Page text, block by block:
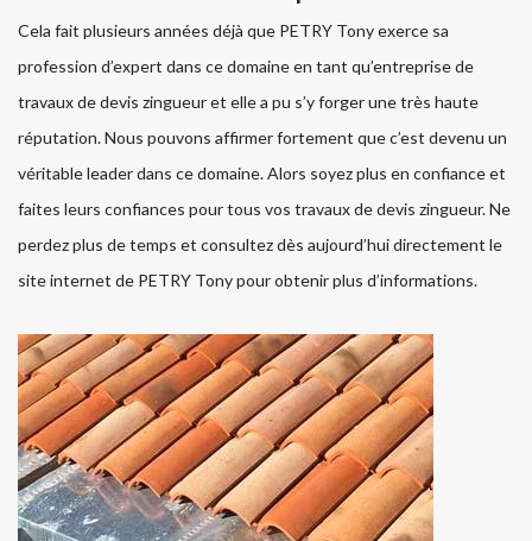
Cela fait plusieurs années déjà que PETRY Tony exerce sa
profession d’expert dans ce domaine en tant qu’entreprise de
travaux de devis zingueur et elle a pu s’y forger une très haute
réputation. Nous pouvons affirmer fortement que c’est devenu un
véritable leader dans ce domaine. Alors soyez plus en confiance et
faites leurs confiances pour tous vos travaux de devis zingueur. Ne
perdez plus de temps et consultez dès aujourd’hui directement le
site internet de PETRY Tony pour obtenir plus d’informations.